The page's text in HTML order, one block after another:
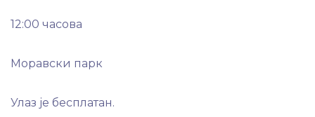
12:00 часова
Моравски парк
Улаз је бесплатан.